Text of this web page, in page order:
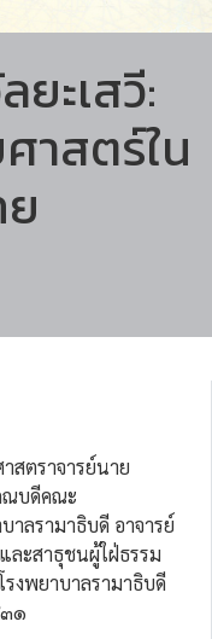
ยะเสวี:
าสตร์ใน
สตราจารย์นาย
ณบดีคณะ
าลรามาธิบดี อาจารย์
ะสาธุชนผู้ใฝ่ธรรม
งพยาบาลรามาธิบดี
๑